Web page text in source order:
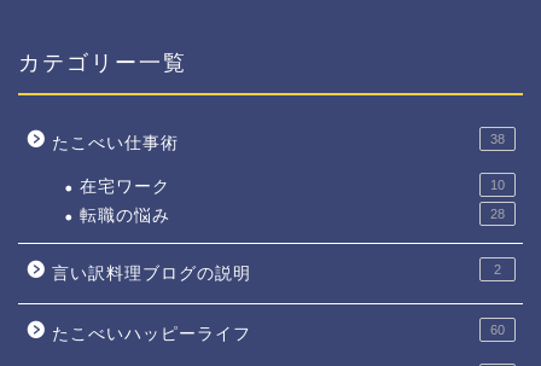
カテゴリー一覧
たこべい仕事術 38
在宅ワーク 10
転職の悩み 28
言い訳料理ブログの説明 2
たこべいハッピーライフ 60